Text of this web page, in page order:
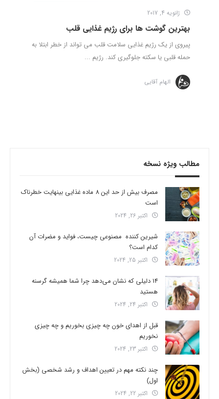
ژانویه 4, 2017
بهترین گوشت ها برای رژیم غذایی قلب
پیروی از یک رژیم غذایی سلامت قلب می تواند از خطر ابتلا به
حمله قلبی یا سکته جلوگیری کند. رژیم ...
الهام آقایی
مطالب ویژه نسخه
مصرف بیش از حد این 8 ماده غذایی بینهایت خطرناک
است
اکتبر 26, 2024
شیرین کننده مصنوعی چیست، فواید و مضرات آن
کدام است؟
اکتبر 25, 2024
14 دلیلی که نشان می‌دهد چرا شما همیشه گرسنه
هستید
اکتبر 24, 2024
قبل از اهدای خون چه چیزی بخوریم و چه چیزی
نخوریم
اکتبر 23, 2024
چند نکته مهم در تعیین اهداف و رشد شخصی (بخش
اول)
اکتبر 22, 2024